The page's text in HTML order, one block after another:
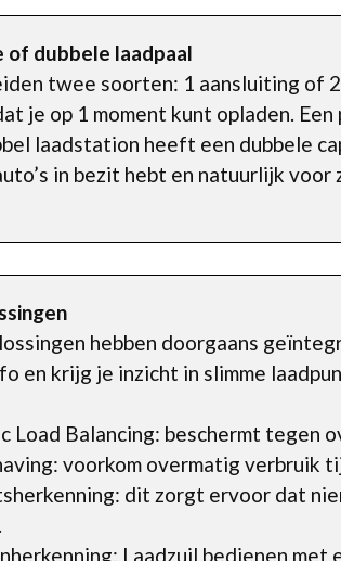
of dubbele laadpaal
twee soorten: 1 aansluiting of
je op 1 moment kunt opladen.
laadstation heeft een dubbele
in bezit hebt en natuurlijk voor
hebben doorgaans
en krijg je inzicht in slimme
Load Balancing: beschermt tegen
voorkom overmatig verbruik
dit zorgt ervoor dat
Laadzuil bedienen met